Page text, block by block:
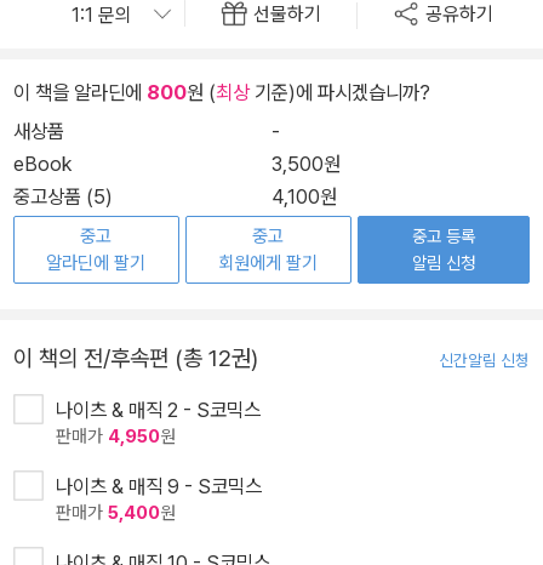
선물하기 공유하기
이 책을 알라딘에 800원 (최상기준)에 파시겠습니까?
새상품
-
eBook
3,500원
중고상품 (5)
4,100원
중고
알라딘에 팔기
중고
회원에게 팔기
중고 등록
알림 신청
이 책의 전/후속편 (총 12권) 신간알림 신청
나이츠 & 매직 2 - S코믹스
판매가 4,950원
나이츠 & 매직 9 - S코믹스
판매가 5,400원